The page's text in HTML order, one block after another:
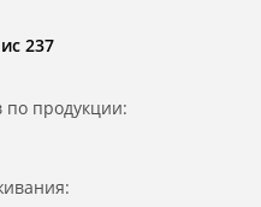
237
по продукции: